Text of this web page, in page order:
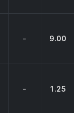
- 9.00
- 1.25